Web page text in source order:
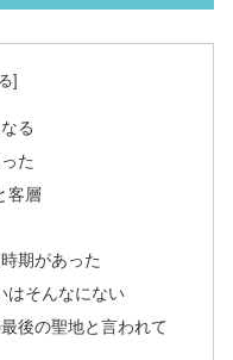
る
た
客層
期があった
はそんなにない
後の聖地と言われて